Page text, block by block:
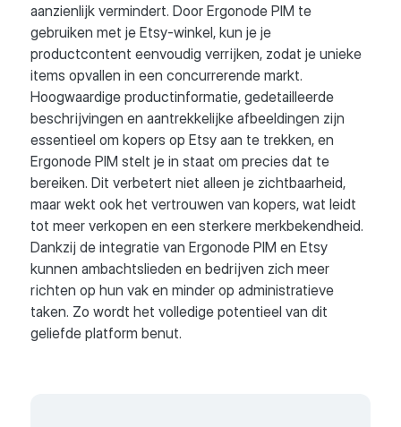
aanzienlijk vermindert. Door Ergonode PIM te
gebruiken met je Etsy-winkel, kun je je
productcontent eenvoudig verrijken, zodat je unieke
items opvallen in een concurrerende markt.
Hoogwaardige productinformatie, gedetailleerde
beschrijvingen en aantrekkelijke afbeeldingen zijn
essentieel om kopers op Etsy aan te trekken, en
Ergonode PIM stelt je in staat om precies dat te
bereiken. Dit verbetert niet alleen je zichtbaarheid,
maar wekt ook het vertrouwen van kopers, wat leidt
tot meer verkopen en een sterkere merkbekendheid.
Dankzij de integratie van Ergonode PIM en Etsy
kunnen ambachtslieden en bedrijven zich meer
richten op hun vak en minder op administratieve
taken. Zo wordt het volledige potentieel van dit
geliefde platform benut.